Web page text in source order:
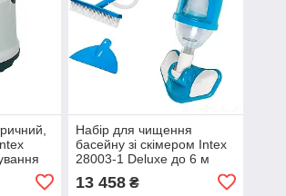
Набір для чищення
басейну зі скімером Intex
28003-1 Deluxe до 6 м
13 458₴